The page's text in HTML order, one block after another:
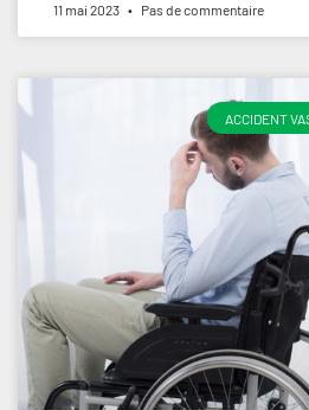
11 mai 2023 Pas de commentaire
ACCIDENT